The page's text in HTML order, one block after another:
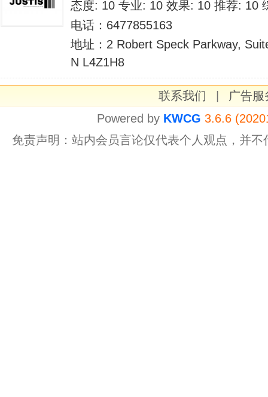
态度: 10 专业: 10 效果: 10 推荐: 10
电话：6477855163
地址：2 Robert Speck Parkway,
N L4Z1H8
联系我们
广告服
Powered by KWCG 3.6.6
免责声明：站内会员言论仅代表个人观点，并